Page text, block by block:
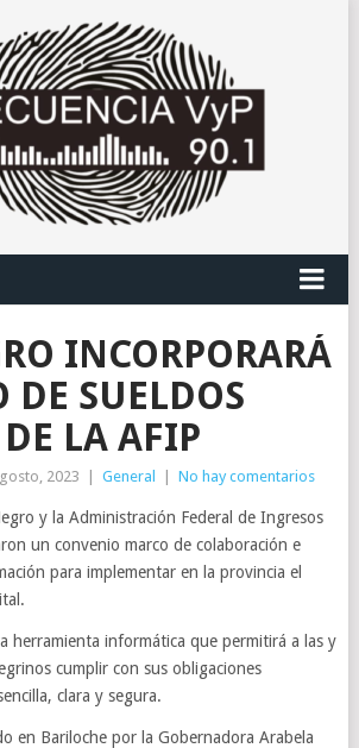
INCORPORARÁ
DE SUELDOS
LA AFIP
2023 General No hay comentarios
y la Administración Federal de Ingresos
un convenio marco de colaboración e
para implementar en la provincia el
herramienta informática que permitirá a las y
cumplir con sus obligaciones
clara y segura.
en Bariloche por la Gobernadora Arabela